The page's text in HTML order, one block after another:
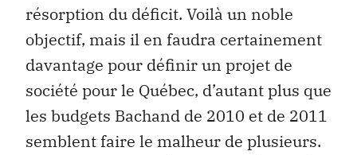
résorption du déficit. Voilà un noble
objectif, mais il en faudra certainement
davantage pour définir un projet de
société pour le Québec, d’autant plus que
les budgets Bachand de 2010 et de 2011
semblent faire le malheur de plusieurs.